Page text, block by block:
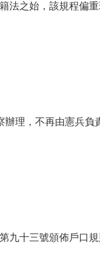
法之始，該規程偏
理，不再由憲兵負
九十三號頒佈戶口